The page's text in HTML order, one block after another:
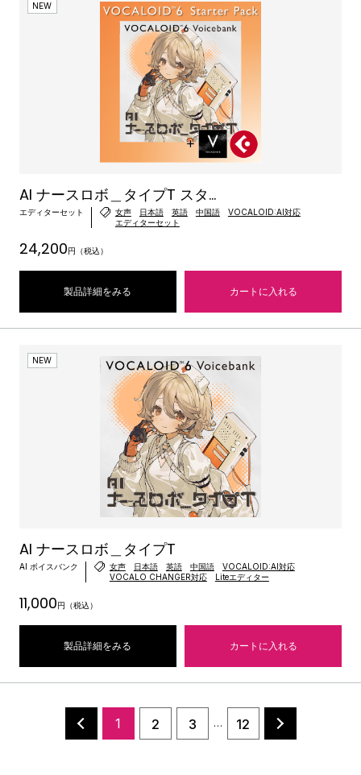
NEW
AI ナースロボ＿タイプT スタ...
エディターセット 女声 日本語 英語 中国語
VOCALOID:AI対応
エディターセット
24,200円（税込）
製品詳細をみる カートに入れる
NEW
AI ナースロボ＿タイプT
AI ボイスバンク 女声 日本語 英語 中国語
VOCALOID:AI対応
VOCALO CHANGER対応
Liteエディター
11,000円（税込）
製品詳細をみる カートに入れる
1 2 3 … 12